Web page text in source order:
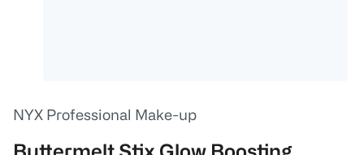
NYX Professional Make-up
Buttermelt Stix Glow Boosting